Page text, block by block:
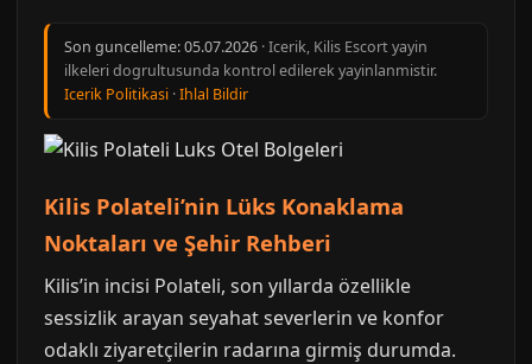
Son guncelleme:05.07.2026 · Icerik, Kilis Escort yayin
ilkeleri dogrultusunda kontrol edilerek yayinlanmistir.
Icerik Politikasi ·Ihlal Bildir
Kilis Polateli’nin Lüks Konaklama
Noktaları ve Şehir Rehberi
Kilis’in incisi Polateli, son yıllarda özellikle
sessizlik arayan seyahat severlerin ve konfor
odaklı ziyaretçilerin radarına girmiş durumda.